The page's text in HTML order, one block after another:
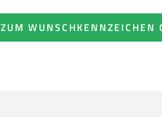
ZUM WUNSCHKENNZEICHEN